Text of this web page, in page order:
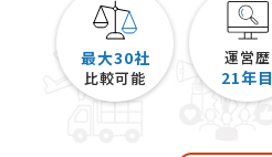
最大30社
比較可能
運営歴
21年目